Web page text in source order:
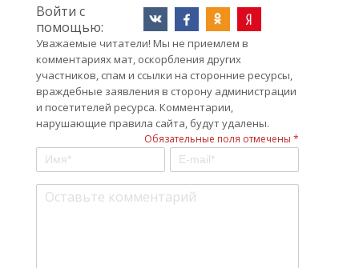
Войти с
помощью:
Уважаемые читатели! Мы не приемлем в
комментариях мат, оскорбления других
участников, спам и ссылки на сторонние ресурсы,
враждебные заявления в сторону администрации
и посетителей ресурса. Комментарии,
нарушающие правила сайта, будут удалены.
Обязательные поля отмечены *